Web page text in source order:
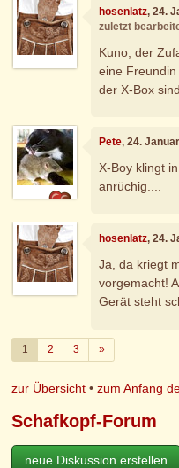
hosenlatz, 24.
zuletzt
Kuno, der
eine
der X-Box
Pete, 24.
X-Boy klingt
anrüchig....
hosenlatz, 24.
Ja, da kriegt
vorgemacht!
Gerät steht
1 2 3 »Weiter
zur Übersicht •zum Anfang
Schafkopf-Forum
neue Diskussion erstellen